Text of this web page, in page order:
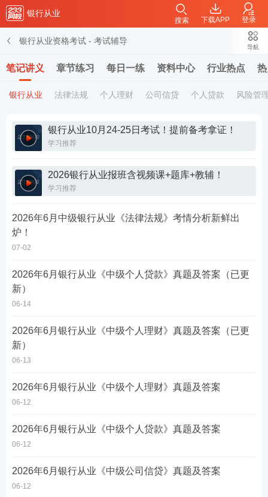
银行从业
下载APP 登录
搜索
银行从业资格考试 - 考试辅导
笔记讲义 章节练习 每日一练 资料中心 行业热点
导航
银行从业 法律法规 个人理财 公司信贷 个人贷款 风险管
银行从业10月24-25日考试！提前备考拿证！
学习推荐
2026银行从业报班含视频课+题库+教辅！
学习推荐
2026年6月中级银行从业《法律法规》考情分析新鲜出
炉！
07-02
2026年6月银行从业《中级个人贷款》真题及答案（已更
新）
06-14
2026年6月银行从业《中级个人理财》真题及答案（已更
新）
06-13
2026年6月银行从业《中级个人理财》真题及答案
06-12
2026年6月银行从业《中级个人贷款》真题及答案
06-12
2026年6月银行从业《中级公司信贷》真题及答案
06-12